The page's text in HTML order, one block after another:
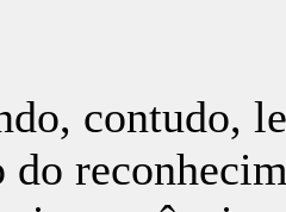
contudo,
do